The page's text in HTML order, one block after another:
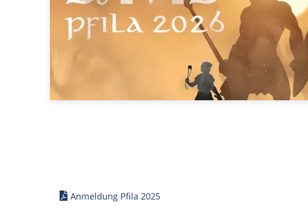
Anmeldung Pfila 2025